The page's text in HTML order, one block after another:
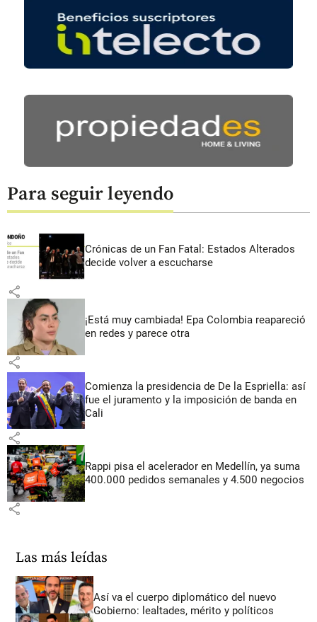
Para seguir leyendo
Crónicas de un Fan Fatal: Estados Alterados
decide volver a escucharse
share
¡Está muy cambiada! Epa Colombia reapareció
en redes y parece otra
share
Comienza la presidencia de De la Espriella: así
fue el juramento y la imposición de banda en
Cali
share
Rappi pisa el acelerador en Medellín, ya suma
400.000 pedidos semanales y 4.500 negocios
share
Las más leídas
Así va el cuerpo diplomático del nuevo
Gobierno: lealtades, mérito y políticos